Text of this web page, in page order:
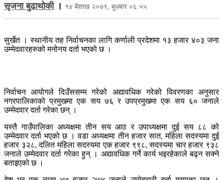
सृजना बुढाथोकी। १४ बैशाख २०७९, बुधबार ०६:५५
सुर्खेत । स्थानीय तह निर्वाचनका लागि कर्णाली प्रदेशमा १३ हजार ४०३ जना
उम्मेदवारहरुको मनोनय दर्ता भएको छ ।
निर्वाचन आयोगले दिउँससम्म गरेको अद्यावधिक गरेको विवरणका अनुसार
नगरपालिकाको प्रमुखमा एक सय ७६ र उपप्रमुखमा एक सय ६० जनाले
उम्मेदवार दर्ता गरेका छन् ।
यस्तै गाउँपालिका अध्यक्षमा तीन सय आठ र उपाध्यक्षमा दुई सय ८८ को
उम्मेदवार दर्ता भएको छ । वडा अध्यक्षमा तीन हजार सात, महिला सदस्यमा दुई
हजार ३२८, दलित महिला सदस्यमा एक हजार ९९८, सदस्यमा चार हजार ९३८
जनाले उम्मेदवार दर्ता गरेका हुन् । अद्यावधिक गर्ने कार्य भइरहेकाले बढ्न सक्ने
बताइएको छ ।